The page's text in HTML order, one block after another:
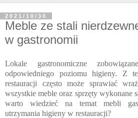
2021/10/30
Meble ze stali
w gastronomii
Lokale gastronomiczne
odpowiedniego poziomu higieny. Z
restauracji często może sprawiać
wszystkie meble oraz sprzęty wykonane
warto wiedzieć na temat mebli
utrzymania higieny w restauracji?